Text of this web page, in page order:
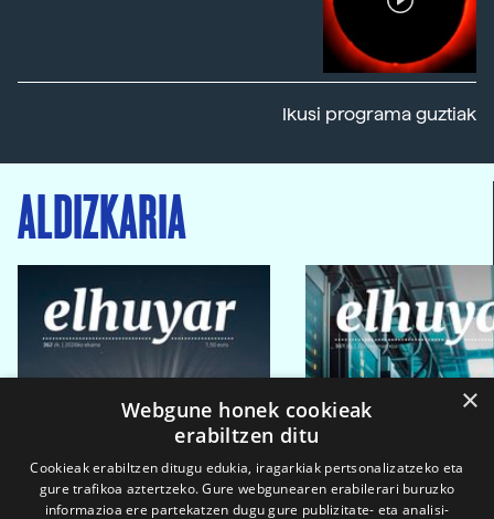
Ikusi programa guztiak
ALDIZKARIA
×
Webgune honek cookieak
erabiltzen ditu
Cookieak erabiltzen ditugu edukia, iragarkiak pertsonalizatzeko eta
gure trafikoa aztertzeko. Gure webgunearen erabilerari buruzko
informazioa ere partekatzen dugu gure publizitate- eta analisi-